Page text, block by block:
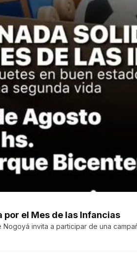
por el Mes de las Infancias
Nogoyá invita a participar de una